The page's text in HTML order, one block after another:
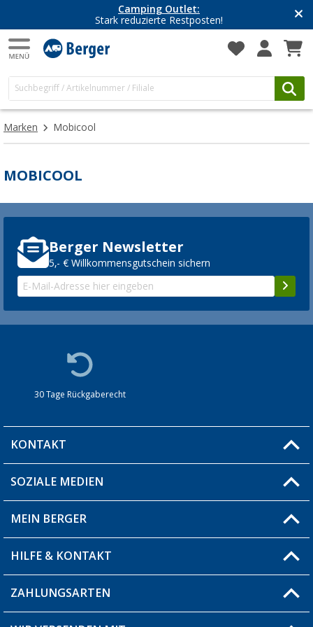
Camping Outlet:
Stark reduzierte Restposten!
Marken Mobicool
MOBICOOL
Berger Newsletter
5,- € Willkommensgutschein sichern
30 Tage Rückgaberecht
KONTAKT
Du hast eine Frage?
Filiale finden
SOZIALE MEDIEN
MEIN BERGER
Blog
Produkttester
HILFE & KONTAKT
Fragen & Antworten / FAQ
ZAHLUNGSARTEN